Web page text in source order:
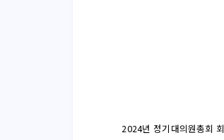
2024년 정기대의원총회